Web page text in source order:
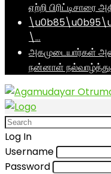
ஏற்றி பிரிட்டிசாரை
\…
அகமுடையார்கள்
நன்னாள்
Log In
Username
Password